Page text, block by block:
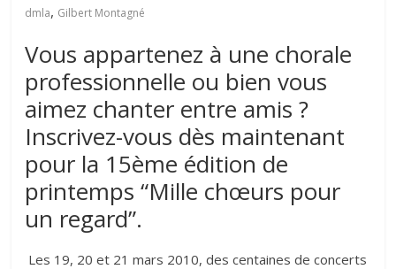
dmla, Gilbert Montagné
Vous appartenez à une chorale
professionnelle ou bien vous
aimez chanter entre amis ?
Inscrivez-vous dès maintenant
pour la 15ème édition de
printemps “Mille chœurs pour
un regard”.
Les 19, 20 et 21 mars 2010, des centaines de concerts